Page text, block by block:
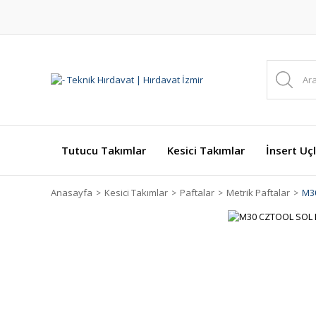
Tutucu Takımlar Kesici Takımlar İnsert
Anasayfa Kesici Takımlar Paftalar Metrik Paftalar